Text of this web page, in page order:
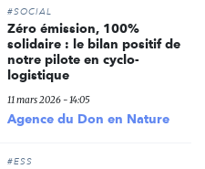
#SOCIAL
Zéro émission, 100%
solidaire : le bilan positif de
notre pilote en cyclo-
logistique
11 mars 2026 - 14:05
Agence du Don en Nature
#ESS